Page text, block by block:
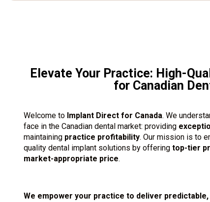
Elevate Your Practice: High-
for Canadian
Welcome to Implant Direct for Canada. We
face in the Canadian dental market: providing
maintaining practice profitability. Our mission is to
quality dental implant solutions by offering top-tier
market-appropriate price.
We empower your practice to deliver